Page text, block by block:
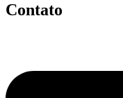
Contato